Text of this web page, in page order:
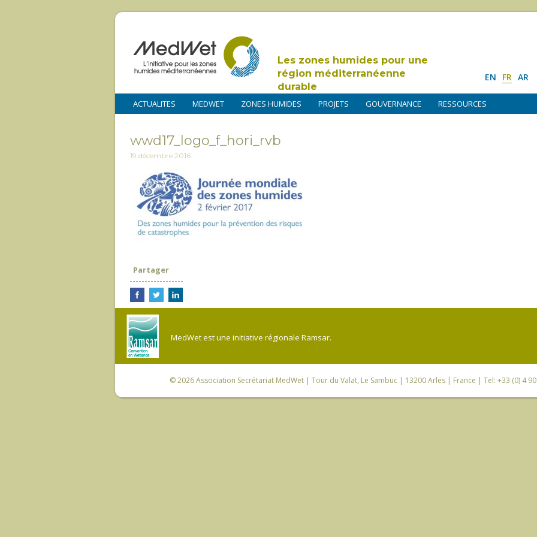
Les zones humides pour une
région méditerranéenne
durable
EN FR AR
ACTUALITES MEDWET ZONES HUMIDES PROJETS GOUVERNANCE RESSOURCES
wwd17_logo_f_hori_rvb
19 décembre 2016
Partager
MedWet est une initiative régionale Ramsar.
© 2026Association Secrétariat MedWet | Tour du Valat, Le Sambuc | 13200 Arles | France | Tel: +33 (0) 4